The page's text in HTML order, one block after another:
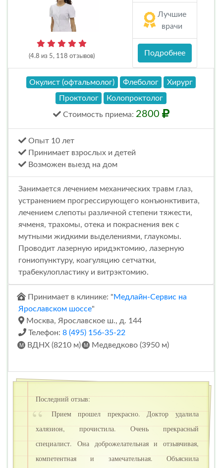
(4.8 из 5, 118 отзывов)
Лучшие
врачи
Подробнее
Окулист (офтальмолог) Флеболог
Хирург
Проктолог
Колопроктолог
Стоимость приема: 2800
Опыт 10 лет
Принимает взрослых и детей
Возможен выезд на дом
Занимается лечением механических травм глаз,
устранением прогрессирующего конъюнктивита,
лечением слепоты различной степени тяжести,
ячменя, трахомы, отека и покраснения век с
мутными жидкими выделениями, глаукомы.
Проводит лазерную иридэктомию, лазерную
гониопунктуру, коагуляцию сетчатки,
трабекулопластику и витрэктомию.
Принимает в клинике: "Медлайн-Сервис на
Ярославском шоссе"
Москва, Ярославское ш., д. 144
Телефон: 8 (495) 156-35-22
ВДНХ (8210 м)
Медведково (3950 м)
Последний отзыв:
Прием прошел прекрасно. Доктор удалила
халязион, прочистила. Очень прекрасный
специалист. Она доброжелательная и отзывчивая,
компетентная и замечательная. Объяснила